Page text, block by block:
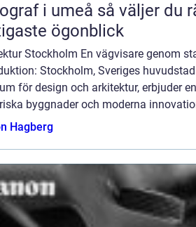
så väljer du rätt person för dina
ögonblick
Stockholm En vägvisare genom
Stockholm, Sveriges
för design och arkitektur, erbjuder
byggnader och moderna
Hagberg